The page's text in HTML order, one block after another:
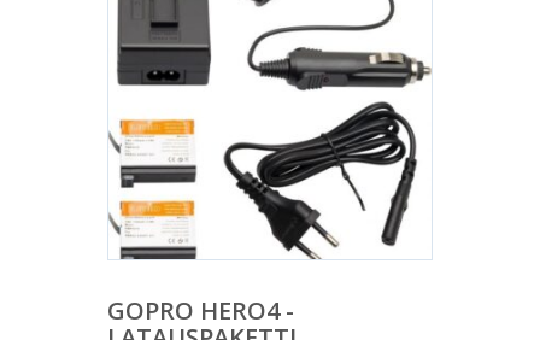
GOPRO HERO4 -